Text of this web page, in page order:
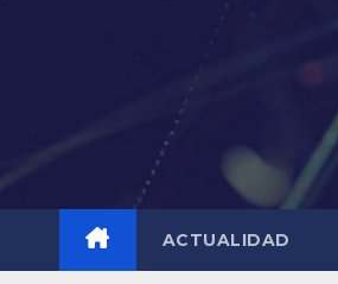
ACTUALIDAD